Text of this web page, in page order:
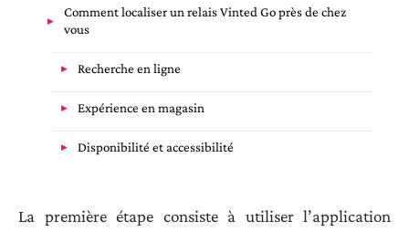
Comment localiser un relais Vinted Go près de chez
vous
Recherche en ligne
Expérience en magasin
Disponibilité et accessibilité
La première étape consiste à utiliser l’application